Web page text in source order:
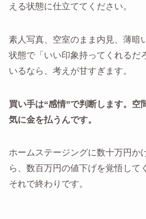
える状態に仕立ててください。
素人写真、空室のまま内見、薄暗
状態で「いい印象持ってくれるだ
いるなら、考えが甘すぎます。
買い手は“感情”で判断します。空
気に金を払うんです。
ホームステージングに数十万円か
ら、数百万円の値下げを覚悟して
それで終わりです。